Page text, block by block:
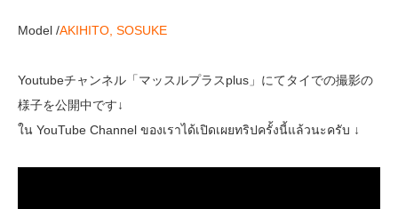
Model /AKIHITO, SOSUKE
Youtubeチャンネル「マッスルプラスplus」にてタイでの撮影の
様子を公開中です↓
ใน YouTube Channel ของเราได้เปิดเผยทริปครั้งนี้แล้วนะครับ ↓